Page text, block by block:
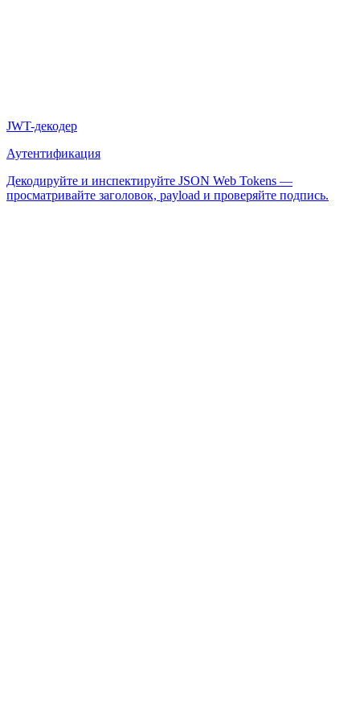
JWT-декодер
Аутентификация
Декодируйте и инспектируйте JSON Web Tokens —
просматривайте заголовок, payload и проверяйте подпись.